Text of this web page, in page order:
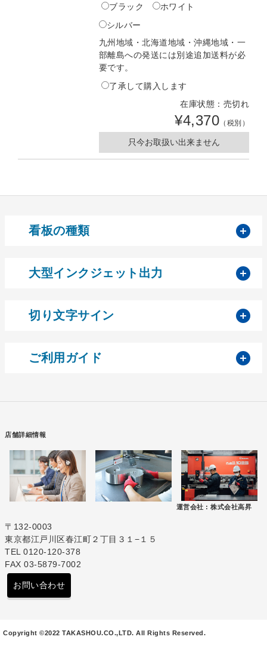
ブラック
ホワイト
シルバー
九州地域・北海道地域・沖縄地域・一
部離島への発送には別途追加送料が必
要です。
了承して購入します
在庫状態：売切れ
¥4,370 （税別）
只今お取扱い出来ません
看板の種類
大型インクジェット出力
切り文字サイン
ご利用ガイド
店舗詳細情報
運営会社 : 株式会社高昇
〒132-0003
東京都江戸川区春江町２丁目３１−１５
TEL 0120-120-378
FAX 03-5879-7002
お問い合わせ
Copyright ©2022 TAKASHOU.CO.,LTD. All Rights Reserved.